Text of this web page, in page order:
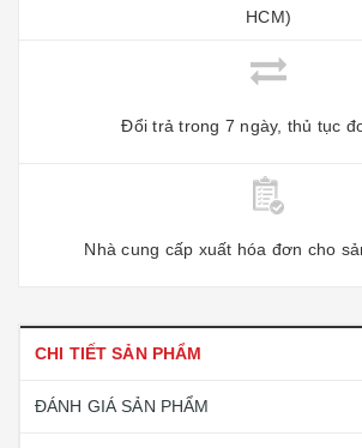
HCM)
Đổi trả trong 7 ngày, thủ tục
Nhà cung cấp xuất hóa đơn cho
CHI TIẾT SẢN PHẨM
ĐÁNH GIÁ SẢN PHẨM